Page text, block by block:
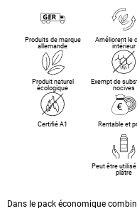
Dans le pack économique
rouler)
Quantité
Produits de marque
allemande
Améliorent le
intérieur
Produit naturel
écologique
Exempt de
nocives
Certifié A1 Rentable et
Peut être
plâtre